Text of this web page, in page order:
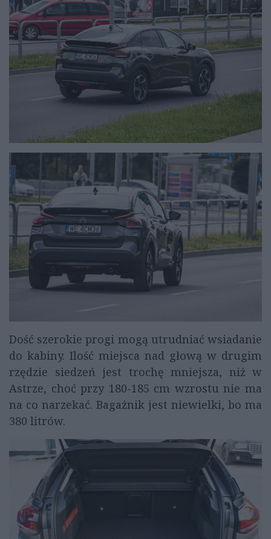
Dość szerokie progi mogą utrudniać wsiadanie
do kabiny. Ilość miejsca nad głową w drugim
rzędzie siedzeń jest trochę mniejsza, niż w
Astrze, choć przy 180-185 cm wzrostu nie ma
na co narzekać. Bagażnik jest niewielki, bo ma
380 litrów.